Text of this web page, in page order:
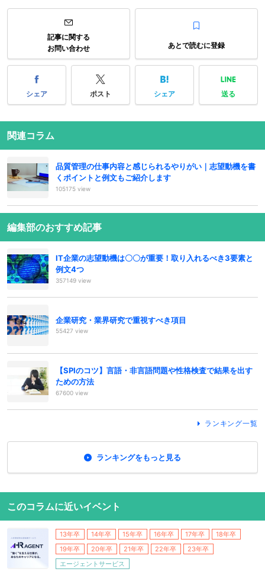
記事に関する
お問い合わせ
あとで読むに登録
シェア ポスト シェア 送る
関連コラム
品質管理の仕事内容と感じられるやりがい｜志望動機を書
くポイントと例文もご紹介します
105175 view
編集部のおすすめ記事
IT企業の志望動機は〇〇が重要！取り入れるべき3要素と
例文4つ
357149 view
企業研究・業界研究で重視すべき項目
55427 view
【SPIのコツ】言語・非言語問題や性格検査で結果を出す
ための方法
67600 view
ランキング一覧
ランキングをもっと見る
このコラムに近いイベント
13年卒 14年卒 15年卒 16年卒 17年卒
18年卒
19年卒
20年卒 21年卒 22年卒
23年卒
エージェントサービス